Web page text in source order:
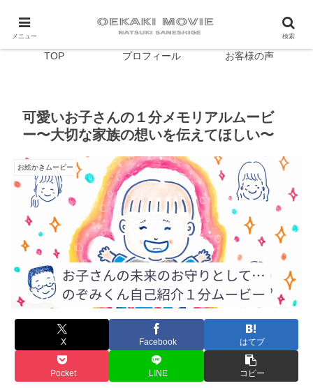
TOP プロフィール お客様の声
可愛いお子さんの１分メモリアルムービ
ー〜大切な家族の想いを伝えてほしい〜
お絵かきムービー
X Facebook はてブ
Pocket LINE コピー
メニュー 検索